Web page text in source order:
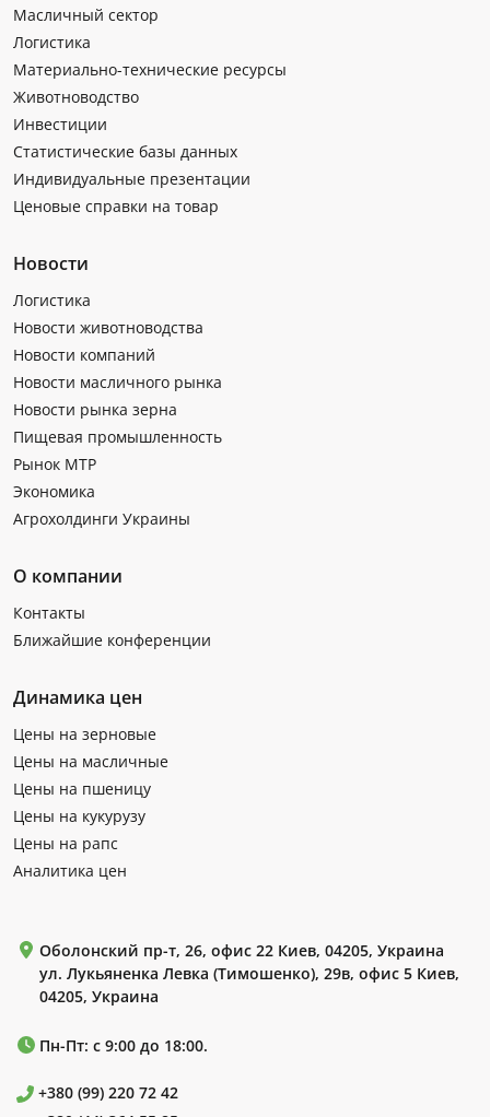
Масличный сектор
Логистика
Материально-технические ресурсы
Животноводство
Инвестиции
Статистические базы данных
Индивидуальные презентации
Ценовые справки на товар
Новости
Логистика
Новости животноводства
Новости компаний
Новости масличного рынка
Новости рынка зерна
Пищевая промышленность
Рынок МТР
Экономика
Агрохолдинги Украины
О компании
Контакты
Ближайшие конференции
Динамика цен
Цены на зерновые
Цены на масличные
Цены на пшеницу
Цены на кукурузу
Цены на рапс
Аналитика цен
Оболонский пр-т, 26, офис 22 Киев, 04205, Украина
ул. Лукьяненка Левка (Тимошенко), 29в, офис 5 Киев,
04205, Украина
Пн-Пт: с 9:00 до 18:00.
+380 (99) 220 72 42